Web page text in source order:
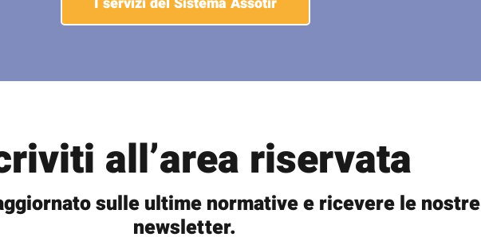
all’area riservata
sulle ultime normative e ricevere le nostre
newsletter.